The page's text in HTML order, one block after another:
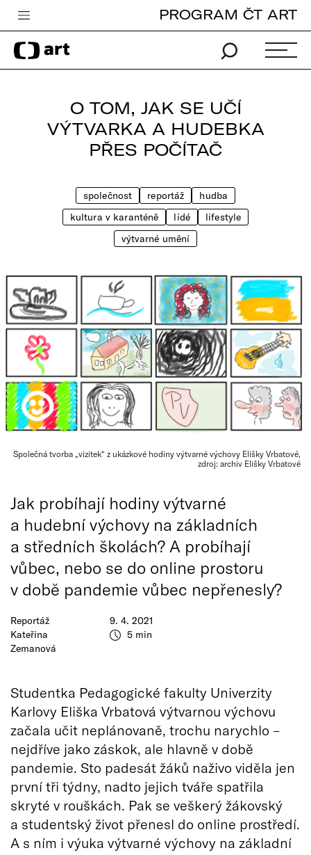
Česká televize
Zpravodajství
iVysílání
PROGRAM ČT ART
O TOM, JAK SE UČÍ
VÝTVARKA A HUDEBKA
PŘES POČÍTAČ
společnost reportáž
hudba
kultura v karanténě
lidé
lifestyle
výtvarné umění
Společná tvorba „vizitek“ z ukázkové hodiny výtvarné výchovy Elišky Vrbatové,
zdroj: archiv Elišky Vrbatové
Reportáž
Kateřina
Zemanová
9. 4. 2021
5 min
Jak probíhají hodiny výtvarné
a hudební výchovy na základních
a středních školách? A probíhají
vůbec, nebo se do online prostoru
v době pandemie vůbec nepřenesly?
Studentka Pedagogické fakulty Univerzity
Karlovy Eliška Vrbatová výtvarnou výchovu
začala učit neplánovaně, trochu narychlo –
nejdříve jako záskok, ale hlavně v době
pandemie. Sto padesát žáků naživo viděla jen
první tři týdny, nadto jejich tváře spatřila
skryté v rouškách. Pak se veškerý žákovský
a studentský život přenesl do online prostředí.
A s ním i výuka výtvarné výchovy na základní